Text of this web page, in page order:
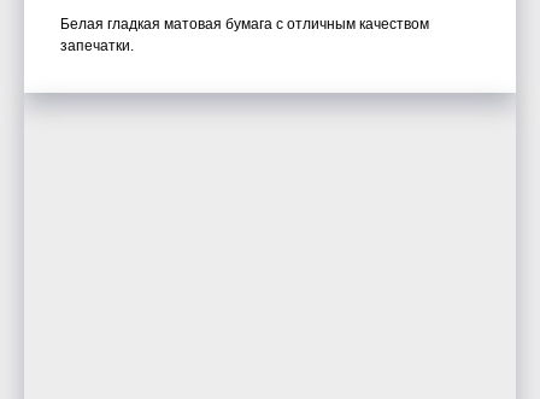
Белая гладкая матовая бумага с отличным качеством
запечатки.